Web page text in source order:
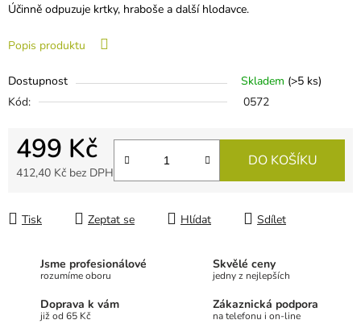
Účinně odpuzuje krtky, hraboše a další hlodavce.
Popis produktu
Dostupnost Skladem (>5 ks)
Kód:
0572
499 Kč
412,40 Kč bez DPH
DO KOŠÍKU
Tisk Zeptat se Hlídat Sdílet
Jsme profesionálové
rozumíme oboru
Skvělé ceny
jedny z nejlepších
Doprava k vám
již od 65 Kč
Zákaznická podpora
na telefonu i on-line